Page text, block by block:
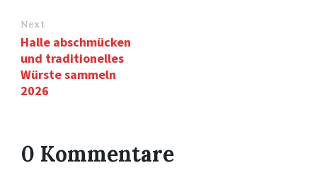
Next
Halle abschmücken
und traditionelles
Würste sammeln
2026
0 Kommentare